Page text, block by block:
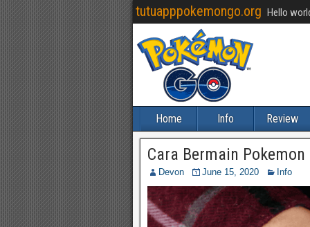
tutuapppokemongo.org Hello
Home Info Review
Cara Bermain
Devon June 15, 2020 Info